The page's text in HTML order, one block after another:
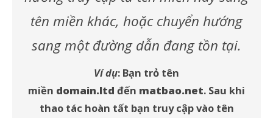
tên miền khác, hoặc chuyển hướng
sang một đường dẫn đang tồn tại.
Ví dụ: Bạn trỏ tên
miền domain.ltd đến matbao.net. Sau khi
thao tác hoàn tất bạn truy cập vào tên